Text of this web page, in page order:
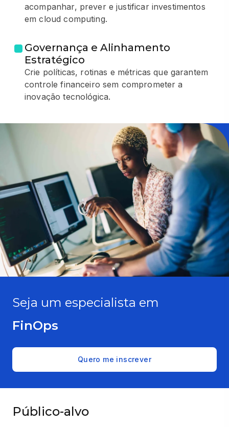
acompanhar, prever e justificar investimentos
em cloud computing.
Governança e Alinhamento
Estratégico
Crie políticas, rotinas e métricas que garantem
controle financeiro sem comprometer a
inovação tecnológica.
Seja um especialista em
FinOps
Quero me inscrever
Público-alvo